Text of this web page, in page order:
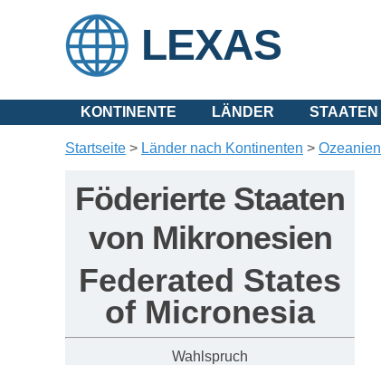
LEXAS
KONTINENTE LÄNDER STAATEN
Startseite > Länder nach Kontinenten > Ozeanien
Föderierte Staaten
von Mikronesien
Federated States
of Micronesia
Wahlspruch